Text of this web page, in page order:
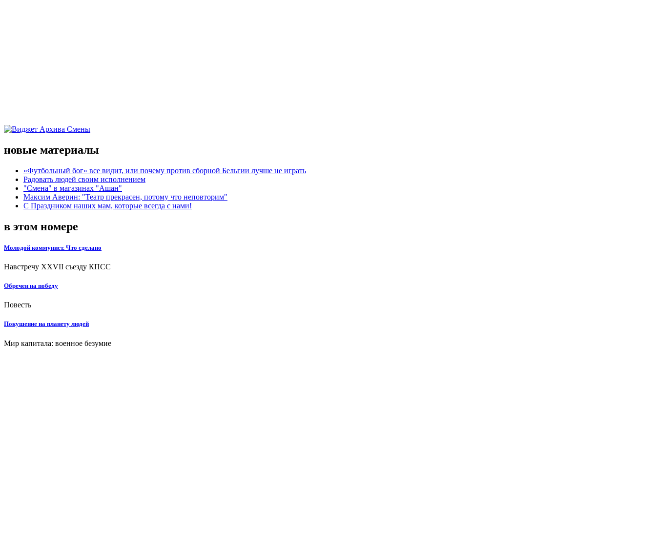
новые материалы
«Футбольный бог» все видит, или почему против сборной Бельгии лучше не играть
Радовать людей своим исполнением
"Смена" в магазинах "Ашан"
Максим Аверин: "Театр прекрасен, потому что неповторим"
С Праздником наших мам, которые всегда с нами!
в этом номере
Молодой коммунист. Что сделано
Навстречу XXVII съезду КПСС
Обречен на победу
Повесть
Покушение на планету людей
Мир капитала: военное безумие